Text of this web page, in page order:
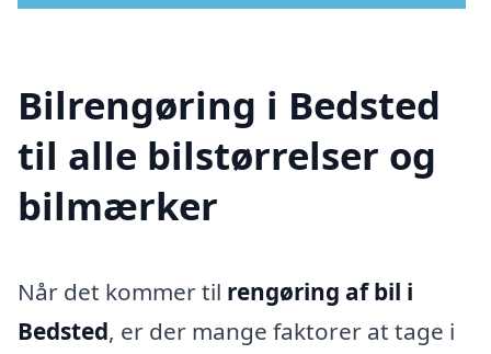
Bilrengøring i Bedsted
til alle bilstørrelser og
bilmærker
Når det kommer til rengøring af bil i
Bedsted, er der mange faktorer at tage i